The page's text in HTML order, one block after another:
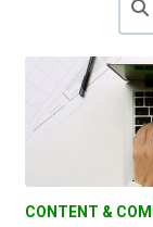
CONTENT &